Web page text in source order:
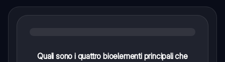
Quali sono i quattro bioelementi principali che